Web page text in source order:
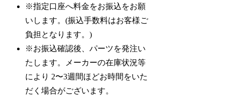
※指定口座へ料金をお振込をお願
いします。(振込手数料はお客様ご
負担となります。)
※お振込確認後、パーツを発注い
たします。メーカーの在庫状況等
により 2〜3週間ほどお時間をいた
だく場合がございます。